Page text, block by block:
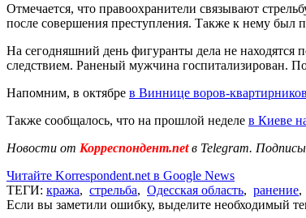
Отмечается, что правоохранители связывают
после совершения преступления. Также к нему был
На сегодняшний день фигуранты дела не находятся
следствием. Раненый мужчина госпитализирован. По
Напомним, в октябре в Виннице воров-
Также сообщалось, что на прошлой неделе в Киеве
Новости от Корреспондент.netв Telegram.
Читайте Korrespondent.net в Google News
ТЕГИ: кража, стрельба, Одесская область, ранение,
Если вы заметили ошибку, выделите необходимый